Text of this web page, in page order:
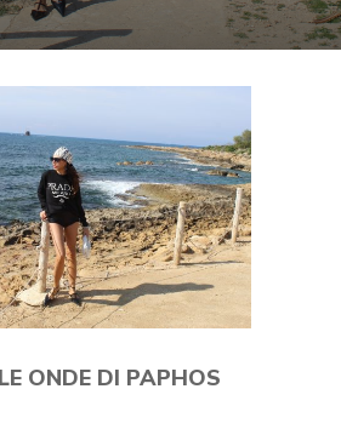
ONDE DI PAPHOS